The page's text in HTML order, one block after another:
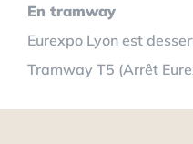
En tramway
Eurexpo Lyon est
Tramway T5 (Arrêt